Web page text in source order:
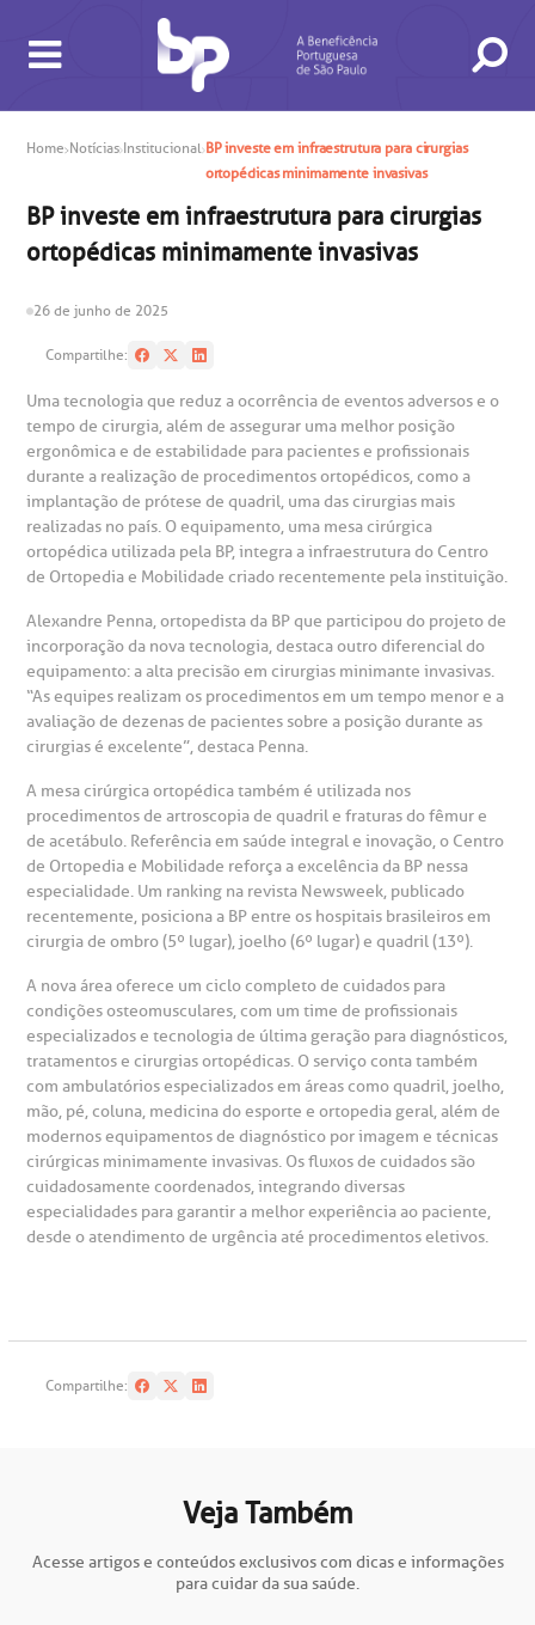
CONSULTAS E EXAMES
de consultas e exames
in antecipado
de exames
de Exames
SAC
A BP conta com você para melhorar sempre a qualidade do
atendimento e dos serviços prestados.
A Ouvidoria e SAC são canais para você, cliente da BP, tirar
suas dúvidas, registrar suas reclamações ou fazer elogios
relacionados ao nosso atendimento e aos nossos serviços.
Horário de atendimento: 2ª a 6ª feira das 7h às 18h
(11)3505-1000
Fale Conosco
CONHEÇA AS UNIDADES
Endereço:
Rua Maestro Cardim, 769
São Paulo - SP
BP Mirante
Saiba mais
Endereço:
R. Martiniano de Carvalho, 965
e Pesquisa
do médico
de conduta
Financeiras
social da BP
corporativa
social
a BP
Conosco
Telemedicina BP
Teleinterconsulta
Centro de Doenças Autoimunes
de atendimento
de Infarto SUS
de Visita
socorro
de cópia de prontuário médico
de orçamento particular
de veracidade de atestado
atendimento
Cirurgia
de Oncologia e Hematologia
de Excelência em Neurologia e
de Excelência em Ortopedia
especialidades
Home NotíciasInstitucionalBP investe em infraestrutura para cirurgias
ortopédicas minimamente invasivas
BP investe em infraestrutura para cirurgias
ortopédicas minimamente invasivas
26 de junho de 2025
Compartilhe:
Uma tecnologia que reduz a ocorrência de eventos adversos e o
tempo de cirurgia, além de assegurar uma melhor posição
ergonômica e de estabilidade para pacientes e profissionais
durante a realização de procedimentos ortopédicos, como a
implantação de prótese de quadril, uma das cirurgias mais
realizadas no país. O equipamento, uma mesa cirúrgica
ortopédica utilizada pela BP, integra a infraestrutura do Centro
de Ortopedia e Mobilidade criado recentemente pela instituição.
Alexandre Penna, ortopedista da BP que participou do projeto de
incorporação da nova tecnologia, destaca outro diferencial do
equipamento: a alta precisão em cirurgias minimante invasivas.
“As equipes realizam os procedimentos em um tempo menor e a
avaliação de dezenas de pacientes sobre a posição durante as
cirurgias é excelente”, destaca Penna.
A mesa cirúrgica ortopédica também é utilizada nos
procedimentos de artroscopia de quadril e fraturas do fêmur e
de acetábulo. Referência em saúde integral e inovação, o Centro
de Ortopedia e Mobilidade reforça a excelência da BP nessa
especialidade. Um ranking na revista Newsweek, publicado
recentemente, posiciona a BP entre os hospitais brasileiros em
cirurgia de ombro (5º lugar), joelho (6º lugar) e quadril (13º).
A nova área oferece um ciclo completo de cuidados para
condições osteomusculares, com um time de profissionais
especializados e tecnologia de última geração para diagnósticos,
tratamentos e cirurgias ortopédicas. O serviço conta também
com ambulatórios especializados em áreas como quadril, joelho,
mão, pé, coluna, medicina do esporte e ortopedia geral, além de
modernos equipamentos de diagnóstico por imagem e técnicas
cirúrgicas minimamente invasivas. Os fluxos de cuidados são
cuidadosamente coordenados, integrando diversas
especialidades para garantir a melhor experiência ao paciente,
desde o atendimento de urgência até procedimentos eletivos.
Compartilhe:
Veja Também
Acesse artigos e conteúdos exclusivos com dicas e informações
para cuidar da sua saúde.